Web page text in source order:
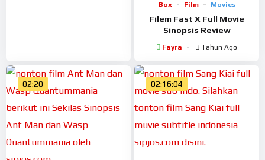
Box Film Movies
Filem Fast X Full Movie
Sinopsis Review
Fayra 3 Tahun Ago
02:20 02:16:04